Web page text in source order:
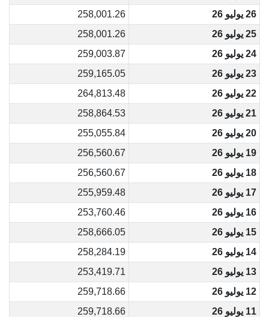
26 يوليو 26
258,001.26
25 يوليو 26
258,001.26
24 يوليو 26
259,003.87
23 يوليو 26
259,165.05
22 يوليو 26
264,813.48
21 يوليو 26
258,864.53
20 يوليو 26
255,055.84
19 يوليو 26
256,560.67
18 يوليو 26
256,560.67
17 يوليو 26
255,959.48
16 يوليو 26
253,760.46
15 يوليو 26
258,666.05
14 يوليو 26
258,284.19
13 يوليو 26
253,419.71
12 يوليو 26
259,718.66
11 يوليو 26
259,718.66